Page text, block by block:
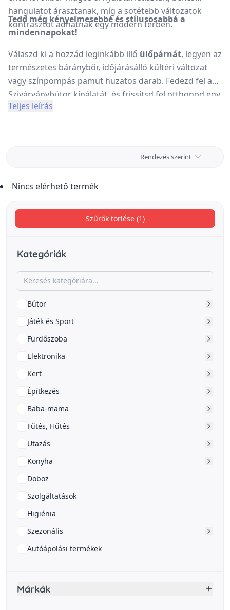
hangulatot árasztanak, míg a sötétebb változatok
kontrasztot adhatnak egy modern térben.
Tedd még kényelmesebbé és stílusosabbá a
mindennapokat!
Válaszd ki a hozzád leginkább illő ülőpárnát, legyen az
természetes báránybőr, időjárásálló kültéri változat
vagy színpompás pamut huzatos darab. Fedezd fel a
Szivárványbútor kínálatát, és frissítsd fel otthonod egy
apró, de látványos részlettel!
Teljes leírás
Szűrők törlése (1)
Kategóriák
Bútor
Játék és Sport
Fürdőszoba
Elektronika
Kert
Építkezés
Baba-mama
Fűtés, Hűtés
Utazás
Konyha
Doboz
Szolgáltatások
Higiénia
Szezonális
Autóápolási termékek
Márkák
Rendezés szerint
Nincs elérhető termék